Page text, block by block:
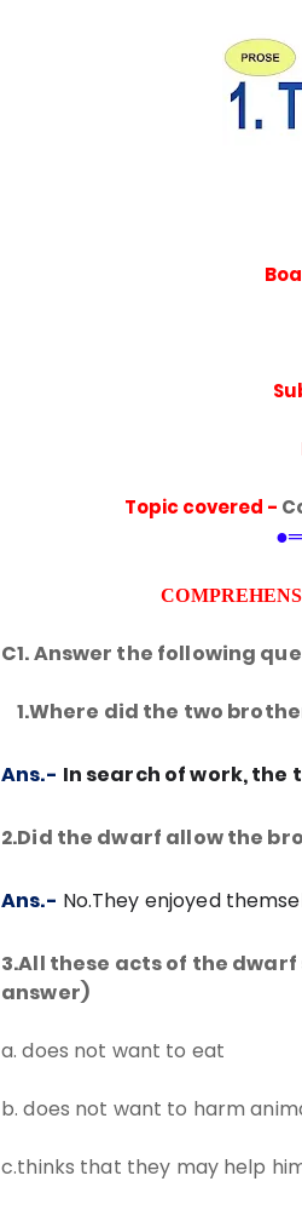
Topic covered -
C1. Answer the following
1.Where did the two
Ans.- In search of work,
2.Did the dwarf allow the
Ans.- No.They enjoyed
3.All these acts of the dwarf
answer)
a. does not want to eat
b. does not want to harm
c.thinks that they may help